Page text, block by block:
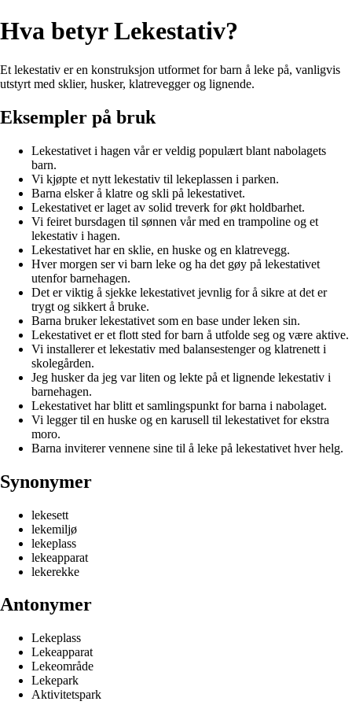
Hva betyr Lekestativ?
Et lekestativ er en konstruksjon utformet for barn å leke på, vanligvis
utstyrt med sklier, husker, klatrevegger og lignende.
Eksempler på bruk
Lekestativet i hagen vår er veldig populært blant nabolagets
barn.
Vi kjøpte et nytt lekestativ til lekeplassen i parken.
Barna elsker å klatre og skli på lekestativet.
Lekestativet er laget av solid treverk for økt holdbarhet.
Vi feiret bursdagen til sønnen vår med en trampoline og et
lekestativ i hagen.
Lekestativet har en sklie, en huske og en klatrevegg.
Hver morgen ser vi barn leke og ha det gøy på lekestativet
utenfor barnehagen.
Det er viktig å sjekke lekestativet jevnlig for å sikre at det er
trygt og sikkert å bruke.
Barna bruker lekestativet som en base under leken sin.
Lekestativet er et flott sted for barn å utfolde seg og være aktive.
Vi installerer et lekestativ med balansestenger og klatrenett i
skolegården.
Jeg husker da jeg var liten og lekte på et lignende lekestativ i
barnehagen.
Lekestativet har blitt et samlingspunkt for barna i nabolaget.
Vi legger til en huske og en karusell til lekestativet for ekstra
moro.
Barna inviterer vennene sine til å leke på lekestativet hver helg.
Synonymer
lekesett
lekemiljø
lekeplass
lekeapparat
lekerekke
Antonymer
Lekeplass
Lekeapparat
Lekeområde
Lekepark
Aktivitetspark